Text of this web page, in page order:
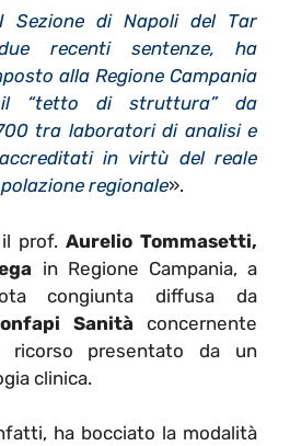
Sezione di Napoli del Tar
recenti sentenze, ha
alla Regione Campania
il “tetto di struttura” da
tra laboratori di analisi e
in virtù del reale
regionale».
il prof.Aurelio Tommasetti,
in Regione Campania, a
congiunta diffusa da
Sanità concernente
ricorso presentato da un
clinica.
ha bocciato la modalità